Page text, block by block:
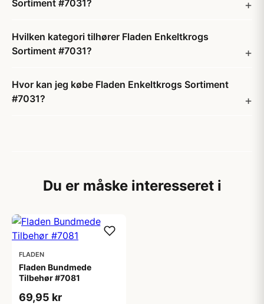
Sortiment #7031?
Hvilken kategori tilhører Fladen Enkeltkrogs
Sortiment #7031?
Hvor kan jeg købe Fladen Enkeltkrogs Sortiment
#7031?
Du er måske interesseret i
FLADEN
Fladen Bundmede
Tilbehør #7081
69,95 kr